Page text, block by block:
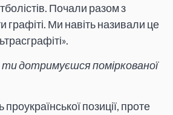
Почали разом з
Ми навіть називали це
ти дотримуєшся поміркованої
позиції, проте